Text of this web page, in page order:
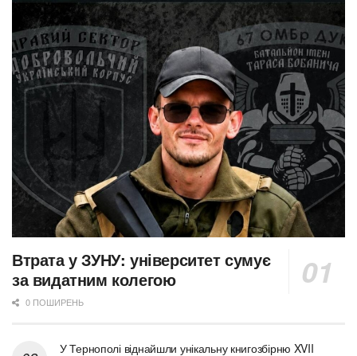
Втрата у ЗУНУ: університет сумує
за видатним колегою
0 ПОШИРЕНЬ
У Тернополі віднайшли унікальну книгозбірню XVII